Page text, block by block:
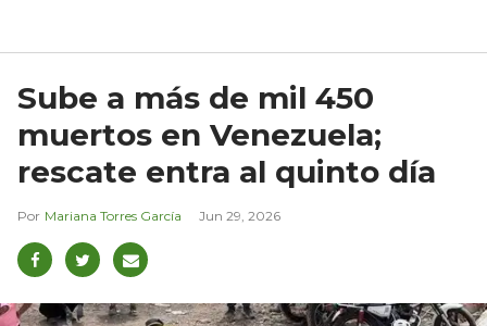
Sube a más de mil 450
muertos en Venezuela;
rescate entra al quinto día
Mariana Torres García Jun 29, 2026